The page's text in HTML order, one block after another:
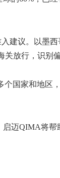
议。以墨
放行，识别
家和地区
QIMA将帮